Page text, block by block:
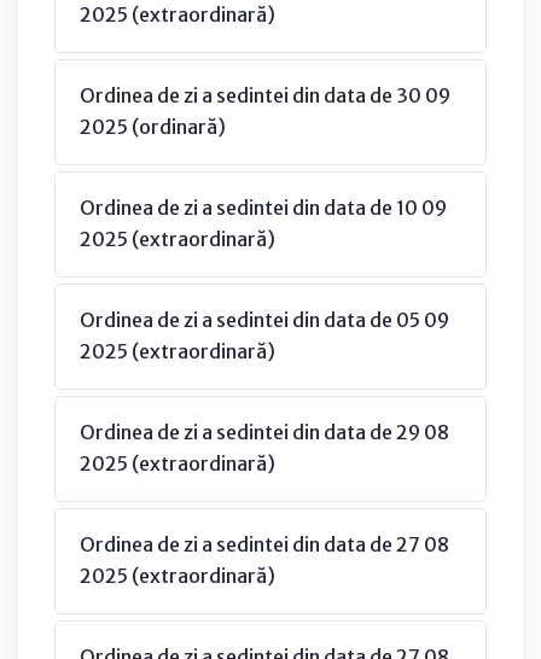
2025 (extraordinară)
Ordinea de zi a sedintei din data de 30 09
2025 (ordinară)
Ordinea de zi a sedintei din data de 10 09
2025 (extraordinară)
Ordinea de zi a sedintei din data de 05 09
2025 (extraordinară)
Ordinea de zi a sedintei din data de 29 08
2025 (extraordinară)
Ordinea de zi a sedintei din data de 27 08
2025 (extraordinară)